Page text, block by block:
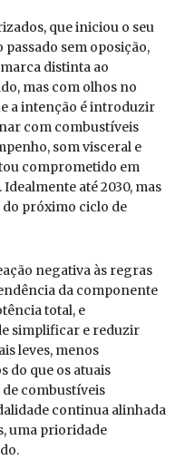
que iniciou o seu
sem oposição,
distinta ao
mas com olhos no
a intenção é introduzir
com combustíveis
som visceral e
comprometido em
até 2030, mas
do próximo ciclo de
negativa às regras
da componente
total, e
simplificar e reduzir
leves, menos
do que os atuais
combustíveis
continua alinhada
uma prioridade